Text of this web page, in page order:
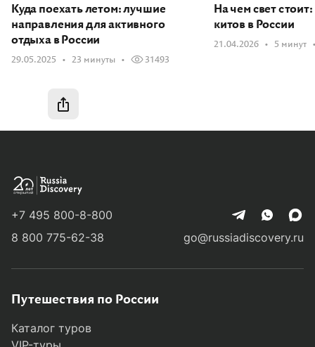
Куда поехать летом: лучшие
направления для активного
отдыха в России
29.05.2025 23 минуты 31493
На чем свет
китов в России
21.04.2026 5 минут
Быстрая навигация
Кто клиент и какую задачу решали
Реализация и результат
+7 495 800-8-800
8 800 775-62-38
go@russiadiscovery.ru
Путешествия по России
Каталог туров